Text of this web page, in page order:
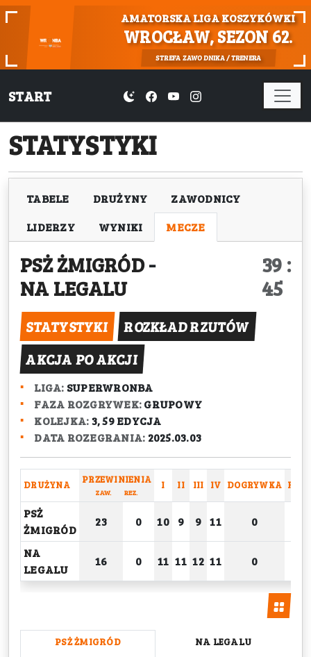
AMATORSKA LIGA KOSZYKÓWKI
WROCŁAW, SEZON 62.
STREFA ZAWODNIKA / TRENERA
START
STATYSTYKI
TABELE DRUŻYNY
ZAWODNICY
LIDERZY
WYNIKI MECZE
PSŻ ŻMIGRÓD-
NA LEGALU
39 :
45
STATYSTYKI
ROZKŁAD RZUTÓW
AKCJA PO AKCJI
LIGA: SUPERWRONBA
FAZA ROZGRYWEK:GRUPOWY
KOLEJKA:3, 59 EDYCJA
DATA ROZEGRANIA: 2025.03.03
DRUŻYNA PRZEWINIENIA
ZAW. REZ.
I II III IV DOGRYWKA
PSŻ
ŻMIGRÓD
23 0 10 9 9 11 0
NA
LEGALU
16 0 11 11 12 11 0
PSŻ ŻMIGRÓD NA LEGALU